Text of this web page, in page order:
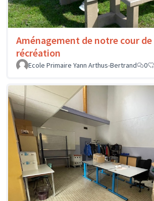
Aménagement de notre cour de
récréation
Ecole Primaire Yann Arthus-Bertrand
0